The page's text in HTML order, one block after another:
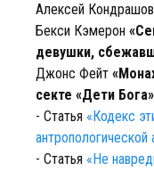
Алексей Кондрашов
Бекси Кэмерон
девушки,
Джонс Фейт
секте «Дети
- Статья «Кодекс
антропологической
- Статья «Не